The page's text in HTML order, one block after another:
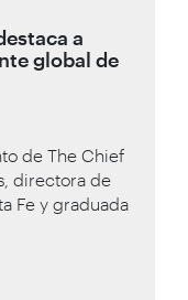
a
global de
de The Chief
directora de
Fe y graduada